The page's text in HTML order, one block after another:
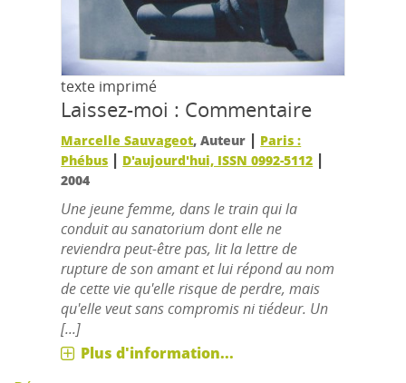
texte imprimé
Laissez-moi : Commentaire
Marcelle Sauvageot, Auteur | Paris :
Phébus | D'aujourd'hui, ISSN 0992-5112 |
2004
Une jeune femme, dans le train qui la
conduit au sanatorium dont elle ne
reviendra peut-être pas, lit la lettre de
rupture de son amant et lui répond au nom
de cette vie qu'elle risque de perdre, mais
qu'elle veut sans compromis ni tiédeur. Un
[...]
Plus d'information...